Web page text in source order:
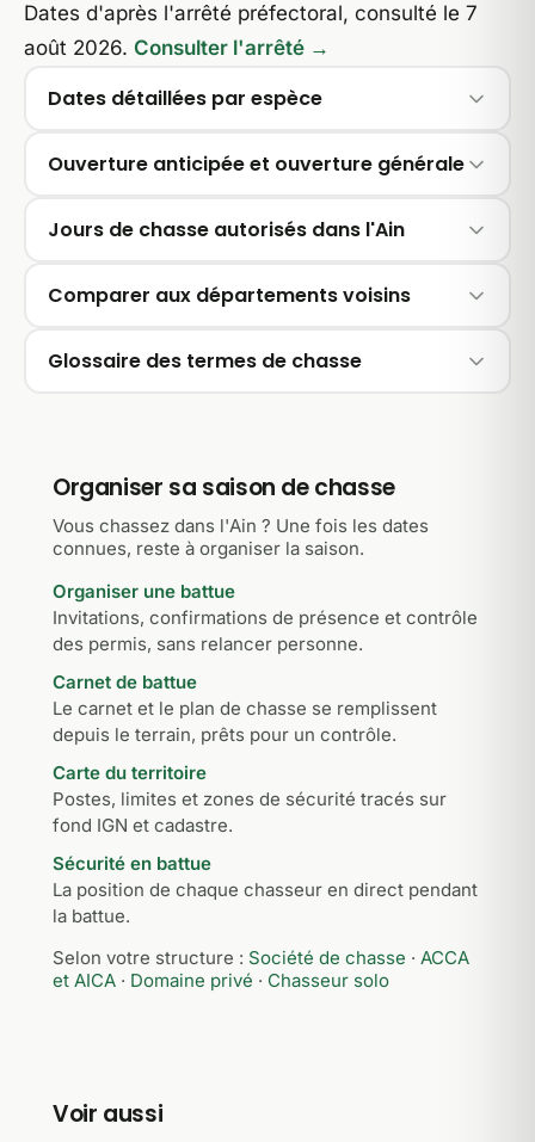
Dates d'après l'arrêté préfectoral, consulté le 7
août 2026. Consulter l'arrêté →
Dates détaillées par espèce
Ouverture anticipée et ouverture générale
Jours de chasse autorisés dans l'Ain
Comparer aux départements voisins
Glossaire des termes de chasse
Organiser sa saison de chasse
Vous chassez dans l'Ain ? Une fois les dates
connues, reste à organiser la saison.
Organiser une battue
Invitations, confirmations de présence et contrôle
des permis, sans relancer personne.
Carnet de battue
Le carnet et le plan de chasse se remplissent
depuis le terrain, prêts pour un contrôle.
Carte du territoire
Postes, limites et zones de sécurité tracés sur
fond IGN et cadastre.
Sécurité en battue
La position de chaque chasseur en direct pendant
la battue.
Selon votre structure : Société de chasse · ACCA
et AICA · Domaine privé · Chasseur solo
Voir aussi